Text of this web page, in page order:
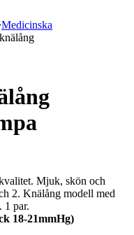
Medicinska
Mjuk, skön och
2. Knälång modell med
1 par.
18-21mmHg)